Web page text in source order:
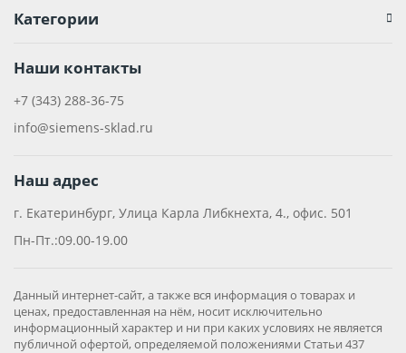
Категории
Наши контакты
+7 (343) 288-36-75
info@siemens-sklad.ru
Наш адрес
г. Екатеринбург, Улица Карла Либкнехта, 4., офис. 501
Пн-Пт.:09.00-19.00
Данный интернет-сайт, а также вся информация о товарах и
ценах, предоставленная на нём, носит исключительно
информационный характер и ни при каких условиях не является
публичной офертой, определяемой положениями Статьи 437